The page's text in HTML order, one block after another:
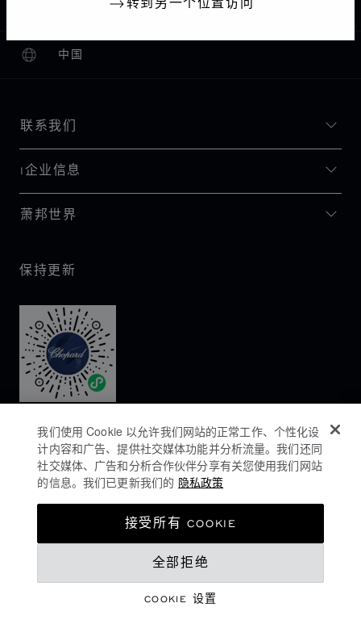
转到另一个位置访问
中国
本地化（更改国家/地区）
更改国家/地区
联系我们
I企业信息
萧邦世界
保持更新
COOKIES政策
我们使用 Cookie 以允许我们网站的正常工作、个性化设
计内容和广告、提供社交媒体功能并分析流量。我们还同
社交媒体、广告和分析合作伙伴分享有关您使用我们网站
的信息。我们已更新我们的 隐私政策
COOKIE 设置
全部拒绝
接受所有 COOKIE